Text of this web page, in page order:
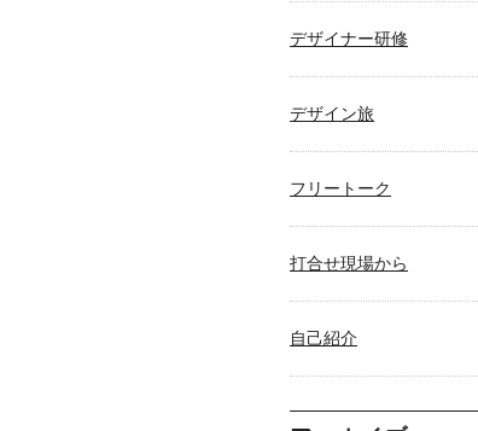
デザイナー研修
デザイン旅
フリートーク
打合せ現場から
自己紹介